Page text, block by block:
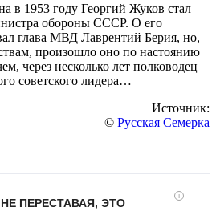
в 1953 году Георгий Жуков стал
обороны СССР. О его
глава МВД Лаврентий Берия, но,
произошло оно по настоянию
через несколько лет полководец
советского лидера…
Источник:
© Русская Семерка
i
ПЕРЕСТАВАЯ, ЭТО